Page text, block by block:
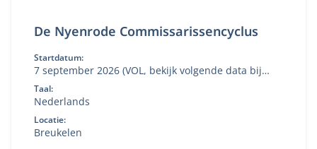
De Nyenrode Commissarissencyclus
Startdatum:
7 september 2026 (VOL, bekijk volgende data bij
'aanmelden')
Taal:
Nederlands
Locatie:
Breukelen